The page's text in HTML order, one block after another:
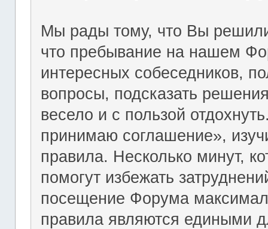
Мы рады тому, что Вы
что пребывание на нашем
интересных собеседников,
вопросы, подсказать
весело и с пользой
принимаю соглашение»,
правила. Несколько минут,
помогут избежать
посещение Форума
правила являются едиными